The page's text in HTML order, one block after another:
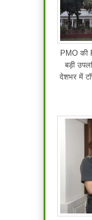
PMO की
बड़ी
देशभर में